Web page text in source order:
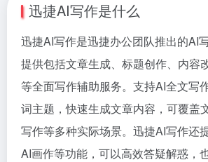
迅捷AI写作是什么
迅捷AI写作是迅捷办公团队推出的AI
提供包括文章生成、标题创作、内容
等全面写作辅助服务。支持AI全文写
词主题，快速生成文章内容，可覆盖
写作等多种实际场景。迅捷AI写作还
AI画作等功能，可以高效答疑解惑，